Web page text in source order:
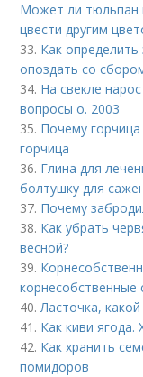
Может ли тюльпан
цвести другим
33. Как
опоздать со
34. На свекле
вопросы о. 2003
35. Почему
горчица
36. Глина для
болтушку для
37. Почему
38. Как убрать
весной?
39.
40.Ласточка,
41. Как киви ягода.
42. Как хранить
помидоров